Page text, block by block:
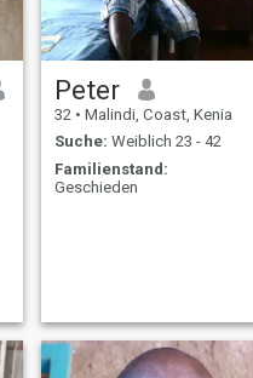
Peter
32 • Malindi, Coast, Kenia
Suche: Weiblich 23 - 42
Familienstand:
Geschieden